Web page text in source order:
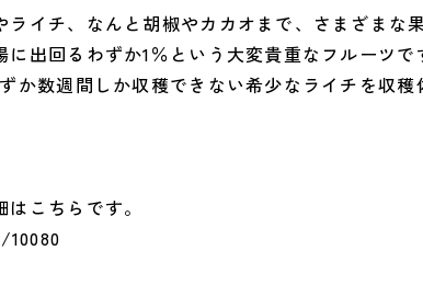
イチ、なんと胡椒やカカオまで、さまざまな
出回るわずか1％という大変貴重なフルーツで
か数週間しか収穫できない希少なライチを収穫
こちらです。